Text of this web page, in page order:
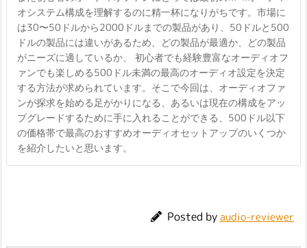
オシステム構成を理解するのに精一杯になりがちです。市場に
は30〜50ドルから2000ドルまでの製品があり、50ドルと500
ドルの製品には違いがあるため、どの製品が最適か、どの製品
がニーズに適しているか、 初心者でも経験豊富なオーディオフ
ァンでも楽しめる500ドル未満の最高のオーディオ設定を決定
する方法が求められています。そこで今回は、オーディオファ
ンが探求を始める足がかりになる、あるいは現在の構成をアッ
プグレードするために手に入れることができる、500ドル以下
の価格帯で最高のおすすめオーディオセットアップのいくつか
を紹介したいと思います。
Posted byaudio-reviewer